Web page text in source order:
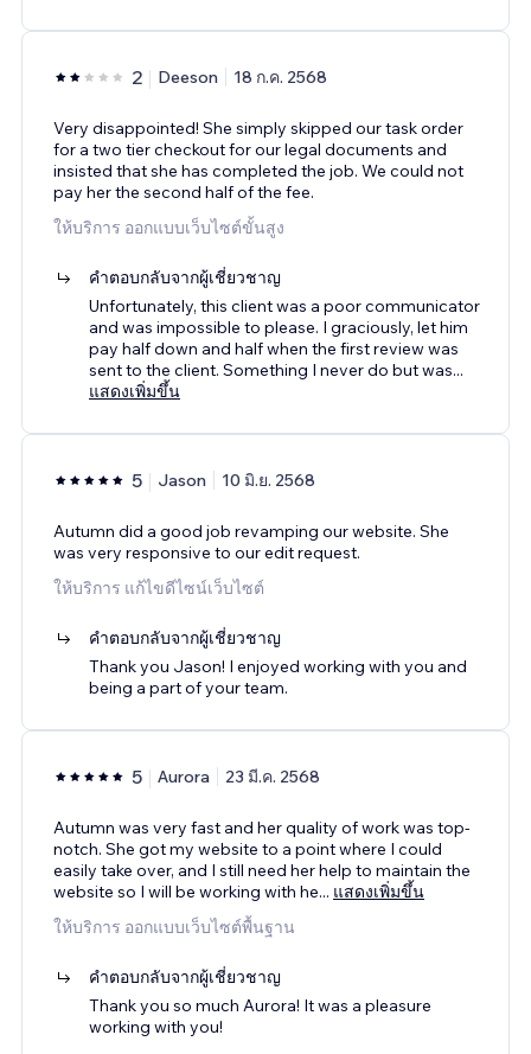
2 Deeson 18 ก.ค. 2568
Very disappointed! She simply skipped our task order
for a two tier checkout for our legal documents and
insisted that she has completed the job. We could not
pay her the second half of the fee.
ให้บริการ ออกแบบเว็บไซต์ขั้นสูง
คำตอบกลับจากผู้เชี่ยวชาญ
Unfortunately, this client was a poor communicator
and was impossible to please. I graciously, let him
pay half down and half when the first review was
sent to the client. Something I never do but was...
แสดงเพิ่มขึ้น
5 Jason 10 มิ.ย. 2568
Autumn did a good job revamping our website. She
was very responsive to our edit request.
ให้บริการ แก้ไขดีไซน์เว็บไซต์
คำตอบกลับจากผู้เชี่ยวชาญ
Thank you Jason! I enjoyed working with you and
being a part of your team.
5 Aurora 23 มี.ค. 2568
Autumn was very fast and her quality of work was top-
notch. She got my website to a point where I could
easily take over, and I still need her help to maintain the
website so I will be working with he... แสดงเพิ่มขึ้น
ให้บริการ ออกแบบเว็บไซต์พื้นฐาน
คำตอบกลับจากผู้เชี่ยวชาญ
Thank you so much Aurora! It was a pleasure
working with you!